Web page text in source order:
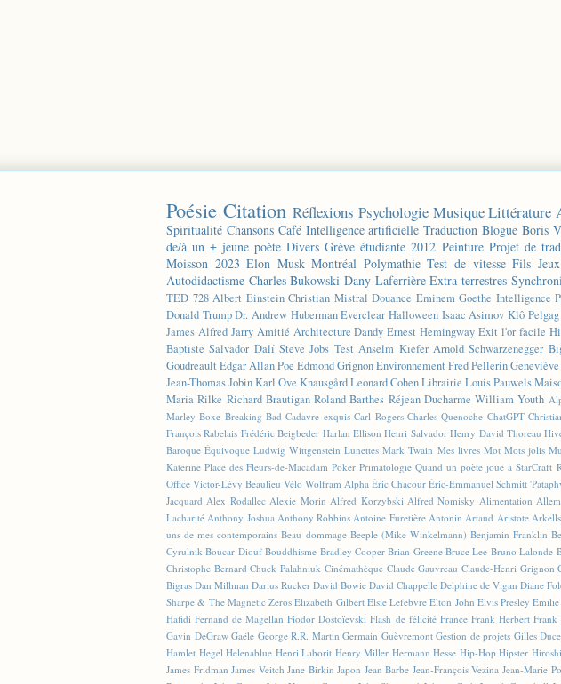
Poésie Citation Réflexions Psychologie Musique Littérature
Spiritualité Chansons Café Intelligence artificielle Traduction Blogue Boris
de/à un ± jeune poète Divers Grève étudiante 2012 Peinture Projet de
Moisson 2023 Elon Musk Montréal Polymathie Test de vitesse Fils
Autodidactisme Charles Bukowski Dany Laferrière Extra-terrestres
TED 728 Albert Einstein Christian Mistral Douance Eminem Goethe Intelligence
Donald Trump Dr. Andrew Huberman Everclear Halloween Isaac Asimov Klô Pelgag
James Alfred Jarry Amitié Architecture Dandy Ernest Hemingway Exit l'or facile
Baptiste Salvador Dalí Steve Jobs Test Anselm Kiefer Arnold Schwarzenegger
Goudreault Edgar Allan Poe Edmond GrignonEnvironnement Fred PellerinGeneviève
Jean-Thomas JobinKarl Ove KnausgårdLeonard CohenLibrairie Louis Pauwels
Maria Rilke Richard Brautigan Roland Barthes Réjean Ducharme William Youth
Marley Boxe Breaking Bad Cadavre exquis Carl Rogers Charles Quenoche ChatGPT
François Rabelais Frédéric Beigbeder Harlan Ellison Henri Salvador Henry David Thoreau
Baroque Équivoque Ludwig Wittgenstein Lunettes Mark Twain Mes livres Mot Mots jolis
Katerine Place des Fleurs-de-Macadam Poker Primatologie Quand un poète joue à StarCraft
Office Victor-Lévy Beaulieu Vélo Wolfram Alpha Éric Chacour Éric-Emmanuel Schmitt
Jacquard Alex Rodallec Alexie Morin Alfred Korzybski Alfred Nomisky Alimentation
Lacharité Anthony Joshua Anthony Robbins Antoine Furetière Antonin Artaud Aristote Arkells
uns de mes contemporains Beau dommage Beeple (Mike Winkelmann) Benjamin Franklin
Cyrulnik Boucar Diouf Bouddhisme Bradley Cooper Brian Greene Bruce Lee Bruno Lalonde
Christophe Bernard Chuck Palahniuk Cinémathèque Claude Gauvreau Claude-Henri Grignon
Bigras Dan Millman Darius Rucker David Bowie David Chappelle Delphine de Vigan Diane
Sharpe & The Magnetic Zeros Elizabeth Gilbert Elsie Lefebvre Elton John Elvis Presley
Hafidi Fernand de Magellan Fiodor Dostoïevski Flash de félicité France Frank Herbert Frank
Gavin DeGraw Gaële George R.R. Martin Germain Guèvremont Gestion de projets Gilles
Hamlet Hegel Helenablue Henri Laborit Henry Miller Hermann Hesse Hip-Hop Hipster
James Fridman James Veitch Jane Birkin Japon Jean Barbe Jean-François Vezina Jean-Marie